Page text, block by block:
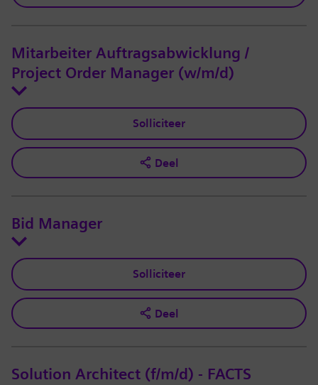
Mitarbeiter Auftragsabwicklung /
Project Order Manager (w/m/d)
Solliciteer
Deel
Bid Manager
Solliciteer
Deel
Solution Architect (f/m/d) - FACTS